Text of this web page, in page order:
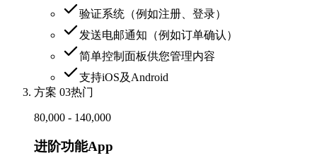
验证系统（例如注册、登录）
发送电邮通知（例如订单确认）
简单控制面板供您管理内容
支持iOS及Android
方案 03热门
80,000 - 140,000
进阶功能App